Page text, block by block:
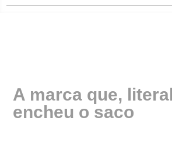
A marca que,
encheu o saco